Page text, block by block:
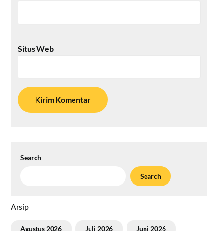
Situs Web
Search
Search
Arsip
Agustus 2026 Juli 2026 Juni 2026